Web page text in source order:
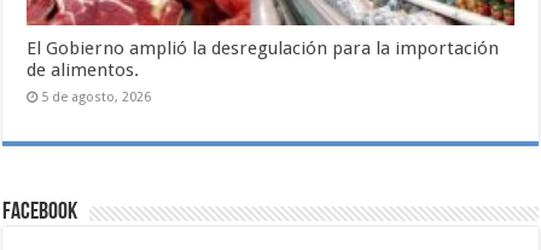
El Gobierno amplió la desregulación para la importación
de alimentos.
5 de agosto, 2026
Facebook